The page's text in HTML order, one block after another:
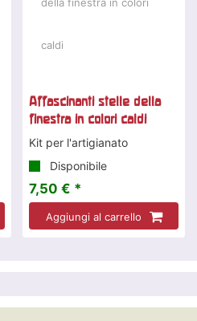
Affascinanti stelle della
finestra in colori caldi
Kit per l'artigianato
Disponibile
7,50 € *
Aggiungi al carrello